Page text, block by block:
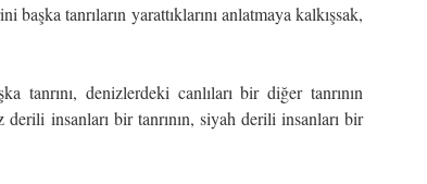
başka tanrıların yarattıklarını anlatmaya kalkışsak,
tanrını, denizlerdeki canlıları bir diğer tanrının
insanları bir tanrının, siyah derili insanları bir